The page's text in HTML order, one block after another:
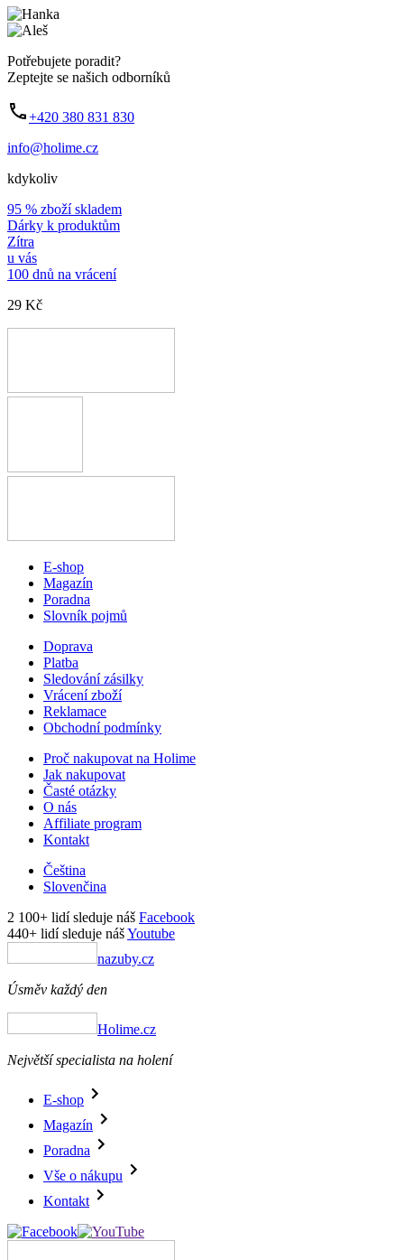
Potřebujete poradit?
Zeptejte se našich odborníků
+420 380 831 830
info@holime.cz
kdykoliv
95 % zboží skladem
Dárky k produktům
Zítra
u vás
100 dnů na vrácení
29 Kč
E-shop
Magazín
Poradna
Slovník pojmů
Doprava
Platba
Sledování zásilky
Vrácení zboží
Reklamace
Obchodní podmínky
Proč nakupovat na Holime
Jak nakupovat
Časté otázky
O nás
Affiliate program
Kontakt
Čeština
Slovenčina
2 100+ lidí sleduje náš Facebook
440+ lidí sleduje nášYoutube
nazuby.cz
Úsměv každý den
Holime.cz
Největší specialista na holení
E-shop
Magazín
Poradna
Vše o nákupu
Kontakt